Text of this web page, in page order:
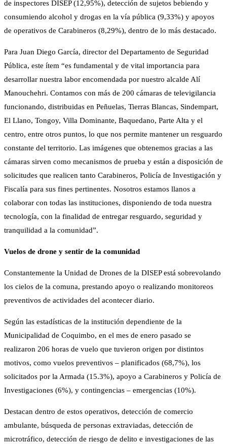
de inspectores DISEP (12,95%), detección de sujetos bebiendo y
consumiendo alcohol y drogas en la vía pública (9,33%) y apoyos
de operativos de Carabineros (8,29%), dentro de lo más destacado.
Para Juan Diego García, director del Departamento de Seguridad
Pública, este ítem “es fundamental y de vital importancia para
desarrollar nuestra labor encomendada por nuestro alcalde Alí
Manouchehri. Contamos con más de 200 cámaras de televigilancia
funcionando, distribuidas en Peñuelas, Tierras Blancas, Sindempart,
El Llano, Tongoy, Villa Dominante, Baquedano, Parte Alta y el
centro, entre otros puntos, lo que nos permite mantener un resguardo
constante del territorio. Las imágenes que obtenemos gracias a las
cámaras sirven como mecanismos de prueba y están a disposición de
solicitudes que realicen tanto Carabineros, Policía de Investigación y
Fiscalía para sus fines pertinentes. Nosotros estamos llanos a
colaborar con todas las instituciones, disponiendo de toda nuestra
tecnología, con la finalidad de entregar resguardo, seguridad y
tranquilidad a la comunidad”.
Vuelos de drone y sentir de la comunidad
Constantemente la Unidad de Drones de la DISEP está sobrevolando
los cielos de la comuna, prestando apoyo o realizando monitoreos
preventivos de actividades del acontecer diario.
Según las estadísticas de la institución dependiente de la
Municipalidad de Coquimbo, en el mes de enero pasado se
realizaron 206 horas de vuelo que tuvieron origen por distintos
motivos, como vuelos preventivos – planificados (68,7%), los
solicitados por la Armada (15.3%), apoyo a Carabineros y Policía de
Investigaciones (6%), y contingencias – emergencias (10%).
Destacan dentro de estos operativos, detección de comercio
ambulante, búsqueda de personas extraviadas, detección de
microtráfico, detección de riesgo de delito e investigaciones de las